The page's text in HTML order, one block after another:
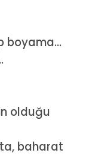
boyama...
olduğu
baharat